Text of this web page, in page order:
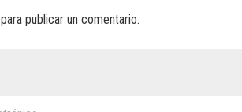
para publicar un comentario.